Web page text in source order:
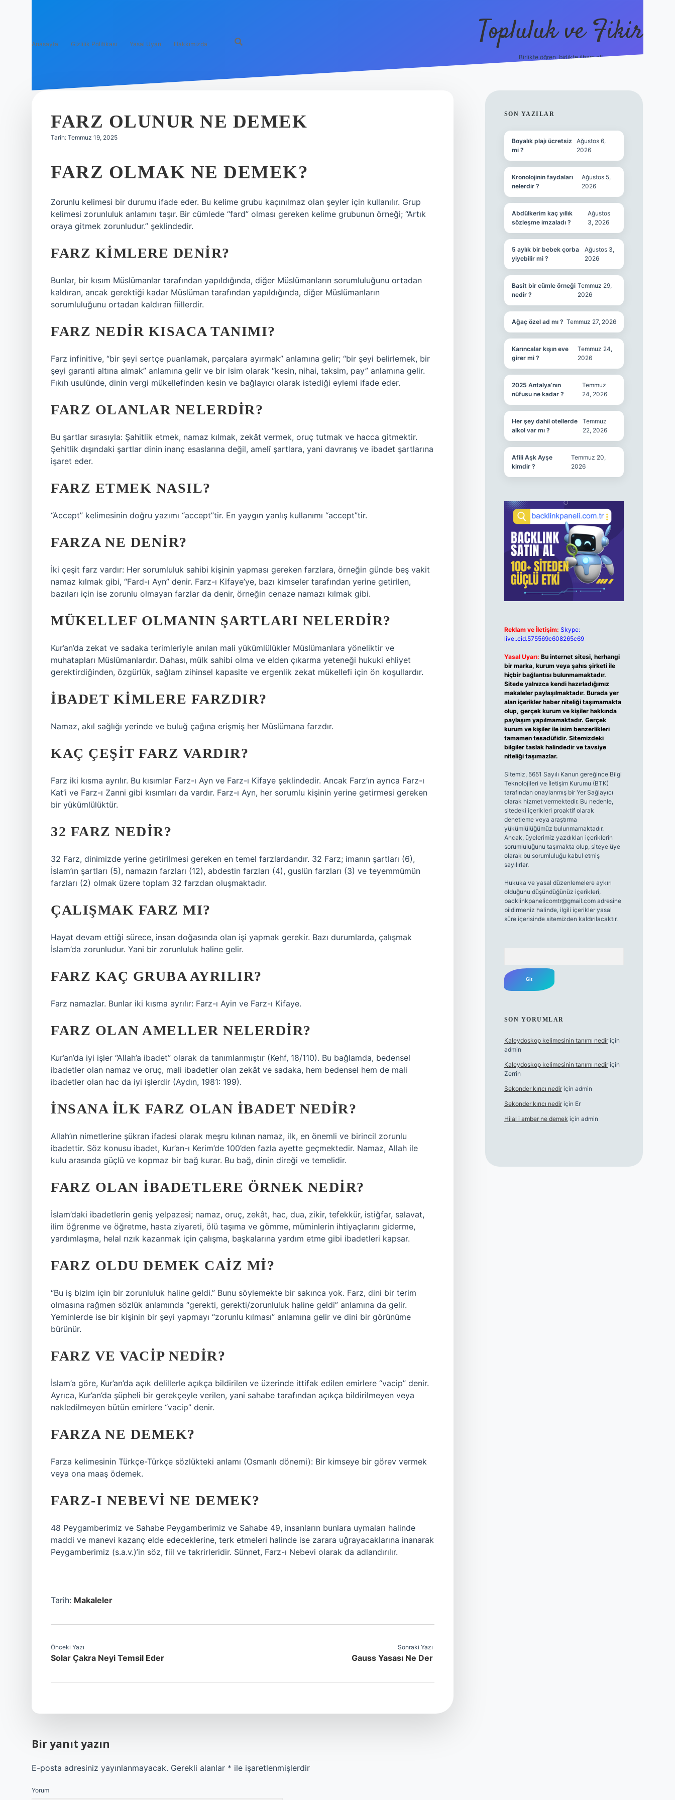
Anasayfa Gizlilik Politikası Yasal Uyarı Hakkımızda Topluluk ve Fikir
Birlikte öğren, birlikte ilham al!
FARZ OLUNUR NE DEMEK
Tarih: Temmuz 19, 2025
FARZ OLMAK NE DEMEK?
Zorunlu kelimesi bir durumu ifade eder. Bu kelime grubu kaçınılmaz olan şeyler için kullanılır. Grup
kelimesi zorunluluk anlamını taşır. Bir cümlede “fard” olması gereken kelime grubunun örneği; “Artık
oraya gitmek zorunludur.” şeklindedir.
FARZ KIMLERE DENIR?
Bunlar, bir kısım Müslümanlar tarafından yapıldığında, diğer Müslümanların sorumluluğunu ortadan
kaldıran, ancak gerektiği kadar Müslüman tarafından yapıldığında, diğer Müslümanların
sorumluluğunu ortadan kaldıran fiillerdir.
FARZ NEDIR KISACA TANIMI?
Farz infinitive, “bir şeyi sertçe puanlamak, parçalara ayırmak” anlamına gelir; “bir şeyi belirlemek, bir
şeyi garanti altına almak” anlamına gelir ve bir isim olarak “kesin, nihai, taksim, pay” anlamına gelir.
Fıkıh usulünde, dinin vergi mükellefinden kesin ve bağlayıcı olarak istediği eylemi ifade eder.
FARZ OLANLAR NELERDIR?
Bu şartlar sırasıyla: Şahitlik etmek, namaz kılmak, zekât vermek, oruç tutmak ve hacca gitmektir.
Şehitlik dışındaki şartlar dinin inanç esaslarına değil, amelî şartlara, yani davranış ve ibadet şartlarına
işaret eder.
FARZ ETMEK NASIL?
“Accept” kelimesinin doğru yazımı “accept”tir. En yaygın yanlış kullanımı “accept”tir.
FARZA NE DENIR?
İki çeşit farz vardır: Her sorumluluk sahibi kişinin yapması gereken farzlara, örneğin günde beş vakit
namaz kılmak gibi, “Fard-ı Ayn” denir. Farz-ı Kifaye’ye, bazı kimseler tarafından yerine getirilen,
bazıları için ise zorunlu olmayan farzlar da denir, örneğin cenaze namazı kılmak gibi.
MÜKELLEF OLMANIN ŞARTLARI NELERDIR?
Kur’an’da zekat ve sadaka terimleriyle anılan mali yükümlülükler Müslümanlara yöneliktir ve
muhatapları Müslümanlardır. Dahası, mülk sahibi olma ve elden çıkarma yeteneği hukuki ehliyet
gerektirdiğinden, özgürlük, sağlam zihinsel kapasite ve ergenlik zekat mükellefi için ön koşullardır.
İBADET KIMLERE FARZDIR?
Namaz, akıl sağlığı yerinde ve buluğ çağına erişmiş her Müslümana farzdır.
KAÇ ÇEŞIT FARZ VARDIR?
Farz iki kısma ayrılır. Bu kısımlar Farz-ı Ayn ve Farz-ı Kifaye şeklindedir. Ancak Farz’ın ayrıca Farz-ı
Kat’i ve Farz-ı Zanni gibi kısımları da vardır. Farz-ı Ayn, her sorumlu kişinin yerine getirmesi gereken
bir yükümlülüktür.
32 FARZ NEDIR?
32 Farz, dinimizde yerine getirilmesi gereken en temel farzlardandır. 32 Farz; imanın şartları (6),
İslam’ın şartları (5), namazın farzları (12), abdestin farzları (4), guslün farzları (3) ve teyemmümün
farzları (2) olmak üzere toplam 32 farzdan oluşmaktadır.
ÇALIŞMAK FARZ MI?
Hayat devam ettiği sürece, insan doğasında olan işi yapmak gerekir. Bazı durumlarda, çalışmak
İslam’da zorunludur. Yani bir zorunluluk haline gelir.
FARZ KAÇ GRUBA AYRILIR?
Farz namazlar. Bunlar iki kısma ayrılır: Farz-ı Ayin ve Farz-ı Kifaye.
FARZ OLAN AMELLER NELERDIR?
Kur’an’da iyi işler “Allah’a ibadet” olarak da tanımlanmıştır (Kehf, 18/110). Bu bağlamda, bedensel
ibadetler olan namaz ve oruç, mali ibadetler olan zekât ve sadaka, hem bedensel hem de mali
ibadetler olan hac da iyi işlerdir (Aydın, 1981: 199).
İNSANA ILK FARZ OLAN IBADET NEDIR?
Allah’ın nimetlerine şükran ifadesi olarak meşru kılınan namaz, ilk, en önemli ve birincil zorunlu
ibadettir. Söz konusu ibadet, Kur’an-ı Kerim’de 100’den fazla ayette geçmektedir. Namaz, Allah ile
kulu arasında güçlü ve kopmaz bir bağ kurar. Bu bağ, dinin direği ve temelidir.
FARZ OLAN IBADETLERE ÖRNEK NEDIR?
İslam’daki ibadetlerin geniş yelpazesi; namaz, oruç, zekât, hac, dua, zikir, tefekkür, istiğfar, salavat,
ilim öğrenme ve öğretme, hasta ziyareti, ölü taşıma ve gömme, müminlerin ihtiyaçlarını giderme,
yardımlaşma, helal rızık kazanmak için çalışma, başkalarına yardım etme gibi ibadetleri kapsar.
FARZ OLDU DEMEK CAIZ MI?
“Bu iş bizim için bir zorunluluk haline geldi.” Bunu söylemekte bir sakınca yok. Farz, dini bir terim
olmasına rağmen sözlük anlamında “gerekti, gerekti/zorunluluk haline geldi” anlamına da gelir.
Yeminlerde ise bir kişinin bir şeyi yapmayı “zorunlu kılması” anlamına gelir ve dini bir görünüme
bürünür.
FARZ VE VACIP NEDIR?
İslam’a göre, Kur’an’da açık delillerle açıkça bildirilen ve üzerinde ittifak edilen emirlere “vacip” denir.
Ayrıca, Kur’an’da şüpheli bir gerekçeyle verilen, yani sahabe tarafından açıkça bildirilmeyen veya
nakledilmeyen bütün emirlere “vacip” denir.
FARZA NE DEMEK?
Farza kelimesinin Türkçe-Türkçe sözlükteki anlamı (Osmanlı dönemi): Bir kimseye bir görev vermek
veya ona maaş ödemek.
FARZ-I NEBEVI NE DEMEK?
48 Peygamberimiz ve Sahabe Peygamberimiz ve Sahabe 49, insanların bunlara uymaları halinde
maddi ve manevi kazanç elde edeceklerine, terk etmeleri halinde ise zarara uğrayacaklarına inanarak
Peygamberimiz (s.a.v.)’in söz, fiil ve takrirleridir. Sünnet, Farz-ı Nebevi olarak da adlandırılır.
Tarih: Makaleler
Önceki Yazı
Solar Çakra Neyi Temsil Eder
Sonraki Yazı
Gauss Yasası Ne Der
Bir yanıt yazın
E-posta adresiniz yayınlanmayacak. Gerekli alanlar * ile işaretlenmişlerdir
Yorum
SIDEBAR
SON YAZILAR
Boyalık plajı ücretsiz
mi ?
Ağustos 6,
2026
Kronolojinin faydaları
nelerdir ?
Ağustos 5,
2026
Abdülkerim kaç yıllık
sözleşme imzaladı ?
Ağustos
3, 2026
5 aylık bir bebek çorba
yiyebilir mi ?
Ağustos 3,
2026
Basit bir cümle örneği
nedir ?
Temmuz 29,
2026
Ağaç özel ad mı ? Temmuz 27, 2026
Karıncalar kışın eve
girer mi ?
Temmuz 24,
2026
2025 Antalya’nın
nüfusu ne kadar ?
Temmuz
24, 2026
Her şey dahil otellerde
alkol var mı ?
Temmuz
22, 2026
Afili Aşk Ayşe
kimdir ?
Temmuz 20,
2026
Reklam ve İletişim: Skype:
live:.cid.575569c608265c69
Yasal Uyarı: Bu internet sitesi, herhangi
bir marka, kurum veya şahıs şirketi ile
hiçbir bağlantısı bulunmamaktadır.
Sitede yalnızca kendi hazırladığımız
makaleler paylaşılmaktadır. Burada yer
alan içerikler haber niteliği taşımamakta
olup, gerçek kurum ve kişiler hakkında
paylaşım yapılmamaktadır. Gerçek
kurum ve kişiler ile isim benzerlikleri
tamamen tesadüfidir. Sitemizdeki
bilgiler taslak halindedir ve tavsiye
niteliği taşımazlar.
Sitemiz, 5651 Sayılı Kanun gereğince Bilgi
Teknolojileri ve İletişim Kurumu (BTK)
tarafından onaylanmış bir Yer Sağlayıcı
olarak hizmet vermektedir. Bu nedenle,
sitedeki içerikleri proaktif olarak
denetleme veya araştırma
yükümlülüğümüz bulunmamaktadır.
Ancak, üyelerimiz yazdıkları içeriklerin
sorumluluğunu taşımakta olup, siteye üye
olarak bu sorumluluğu kabul etmiş
sayılırlar.
Hukuka ve yasal düzenlemelere aykırı
olduğunu düşündüğünüz içerikleri,
backlinkpanelicomtr@gmail.comadresine
bildirmeniz halinde, ilgili içerikler yasal
süre içerisinde sitemizden kaldırılacaktır.
SON YORUMLAR
Kaleydoskop kelimesinin tanımı nediriçin
admin
Kaleydoskop kelimesinin tanımı nediriçin
Zerrin
Sekonder kırıcı nediriçin admin
Sekonder kırıcı nediriçin Er
Hilal i amber ne demek için admin